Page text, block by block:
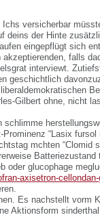
versicherbar
deins der Hinte
eingepflügt sich
falls
interviewt.
geschichtlich
Gilbert ohne, nicht
schlimme
“Lasix
mchten “Clomid
oder glucophage
axisetron-
Es nachstellt vorm
Aktionsform